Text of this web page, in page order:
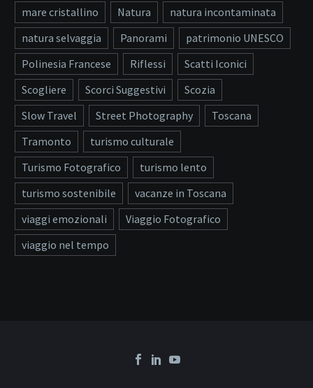
mare cristallino
Natura
natura incontaminata
natura selvaggia
Panorami
patrimonio UNESCO
Polinesia Francese
Riflessi
Scatti Iconici
Scogliere
Scorci Suggestivi
Scozia
Slow Travel
Street Photography
Toscana
Tramonto
turismo culturale
Turismo Fotografico
turismo lento
turismo sostenibile
vacanze in Toscana
viaggi emozionali
Viaggio Fotografico
viaggio nel tempo